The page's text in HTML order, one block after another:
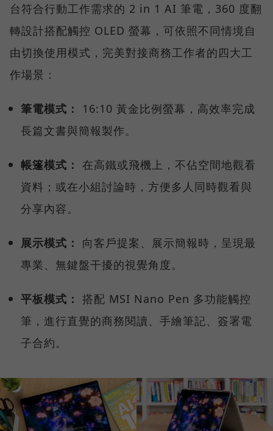
台符合行動工作需求的 2 in 1 AI 筆電，360 度翻
轉設計搭配觸控 OLED 螢幕，可依照不同情境自
由切換使用模式，完美對接商務工作者的四大工
作場景：
筆電模式：
16:10 黃金比例螢幕，高效率完成
長篇文書與簡報製作。
帳篷模式： 在高鐵或飛機上，不佔空間地觀看
資料；或在小組討論時，方便多人同時觀看與
分享內容。
展示模式：
向客戶提案、展示簡報時，呈現最
專業、無鍵盤干擾的視覺角度。
平板模式： 搭配 MSI Nano Pen 多功能觸控
筆，進行直覺的商務閱讀、手繪筆記、簽署電
子合約。